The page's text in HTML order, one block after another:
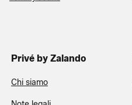
Privé by Zalando
Chi siamo